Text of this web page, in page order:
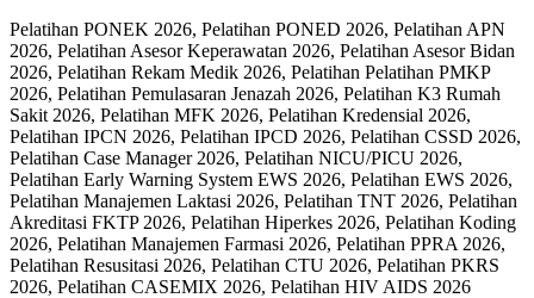
Pelatihan PONEK 2026, Pelatihan PONED 2026, Pelatihan APN
2026, Pelatihan Asesor Keperawatan 2026, Pelatihan Asesor Bidan
2026, Pelatihan Rekam Medik 2026, Pelatihan Pelatihan PMKP
2026, Pelatihan Pemulasaran Jenazah 2026, Pelatihan K3 Rumah
Sakit 2026, Pelatihan MFK 2026, Pelatihan Kredensial 2026,
Pelatihan IPCN 2026, Pelatihan IPCD 2026, Pelatihan CSSD 2026,
Pelatihan Case Manager 2026, Pelatihan NICU/PICU 2026,
Pelatihan Early Warning System EWS 2026, Pelatihan EWS 2026,
Pelatihan Manajemen Laktasi 2026, Pelatihan TNT 2026, Pelatihan
Akreditasi FKTP 2026, Pelatihan Hiperkes 2026, Pelatihan Koding
2026, Pelatihan Manajemen Farmasi 2026, Pelatihan PPRA 2026,
Pelatihan Resusitasi 2026, Pelatihan CTU 2026, Pelatihan PKRS
2026, Pelatihan CASEMIX 2026, Pelatihan HIV AIDS 2026